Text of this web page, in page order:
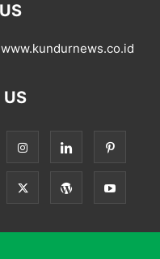
US